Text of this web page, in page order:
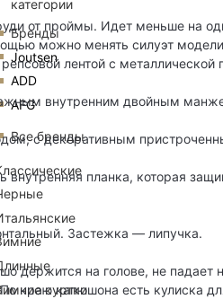
категории
Бренды
Joutsen
ADD
AFG
Все бренды
куртки
от проймы. Идет меньше на
можно менять силуэт
лентой с металлической
внутренним двойным
с декоративным
внутренняя планка, которая
Застежка — липучка.
держится на голове, не
краю капюшона есть кулиска